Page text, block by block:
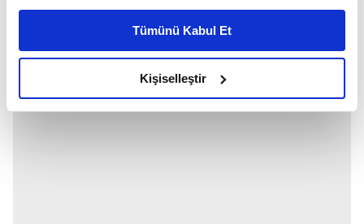
daha iyi reklam deneyimi yaşatabiliriz. Bunu yaparken
amacımızın size daha iyi bir reklam deneyimi sunmak
olduğunu ve sizlere en iyi içerikleri sunabilmek adına
elimizden gelen çabayı gösterdiğimizi ve bu noktada,
reklamların maliyetlerimizi karşılamak noktasında tek gelir
Tümünü Kabul Et
Kişiselleştir